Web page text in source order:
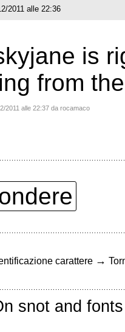
2011 alle 22:36
is
from
2011 alle 22:37 da rocamaco
carattere →
snot and fonts